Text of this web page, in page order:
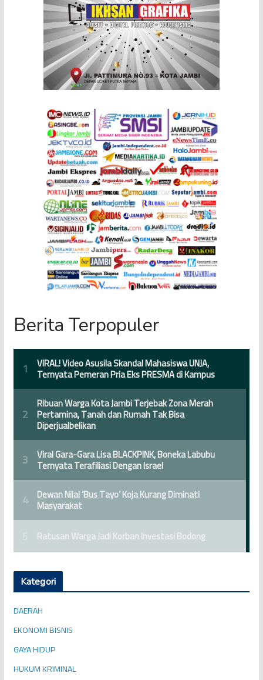
Berita Terpopuler
Kategori
DAERAH
EKONOMI BISNIS
GAYA HIDUP
HUKUM KRIMINAL